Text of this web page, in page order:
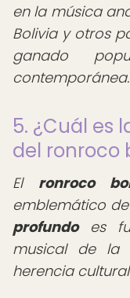
en la música
Bolivia y otros
ganado
contemporánea.
5. ¿Cuál es
del ronroco
El ronroco
emblemático
profundoes
musical de la
herencia